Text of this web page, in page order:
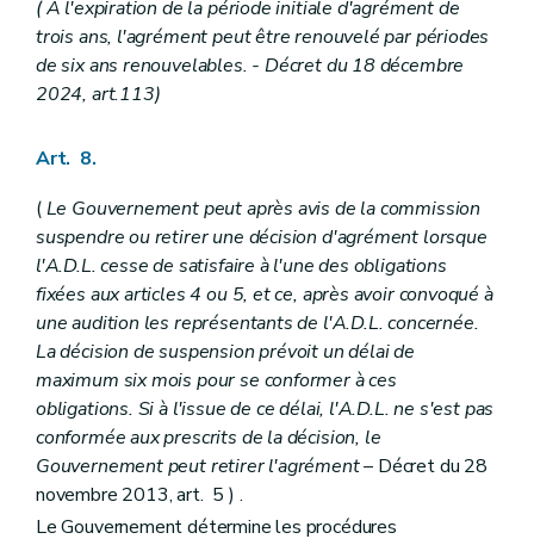
( A l'expiration de la période initiale d'agrément de
trois ans, l'agrément peut être renouvelé par périodes
de six ans renouvelables. - Décret du 18 décembre
2024, art.113)
Art. 8.
(Le Gouvernement peut après avis de la commission
suspendre ou retirer une décision d'agrément lorsque
l'A.D.L. cesse de satisfaire à l'une des obligations
fixées aux articles 4 ou 5, et ce, après avoir convoqué à
une audition les représentants de l'A.D.L. concernée.
La décision de suspension prévoit un délai de
maximum six mois pour se conformer à ces
obligations. Si à l'issue de ce délai, l'A.D.L. ne s'est pas
conformée aux prescrits de la décision, le
Gouvernement peut retirer l'agrément– Décret du 28
novembre 2013, art. 5 ) .
Le Gouvernement détermine les procédures